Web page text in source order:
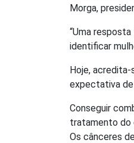
Morga,
“Uma
identificar
Hoje, acredita-
expectativa
Conseguir
tratamento do
Os cânceres